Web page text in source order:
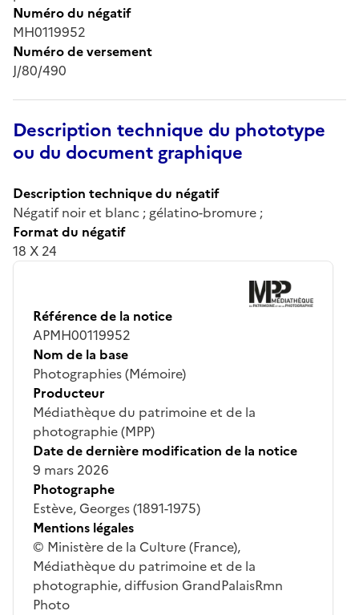
Numéro du négatif
MH0119952
Numéro de versement
J/80/490
Description technique du phototype
ou du document graphique
Description technique du négatif
Négatif noir et blanc ; gélatino-bromure ;
Format du négatif
18 X 24
Référence de la notice
APMH00119952
Nom de la base
Photographies (Mémoire)
Producteur
Médiathèque du patrimoine et de la
photographie (MPP)
Date de dernière modification de la notice
9 mars 2026
Photographe
Estève, Georges (1891-1975)
Mentions légales
© Ministère de la Culture (France),
Médiathèque du patrimoine et de la
photographie, diffusion GrandPalaisRmn
Photo